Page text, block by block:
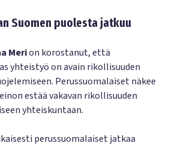
Suomen puolesta jatkuu
Merion korostanut, että
yhteistyö on avain rikollisuuden
Perussuomalaiset näkee
estää vakavan rikollisuuden
yhteiskuntaan.
perussuomalaiset jatkaa